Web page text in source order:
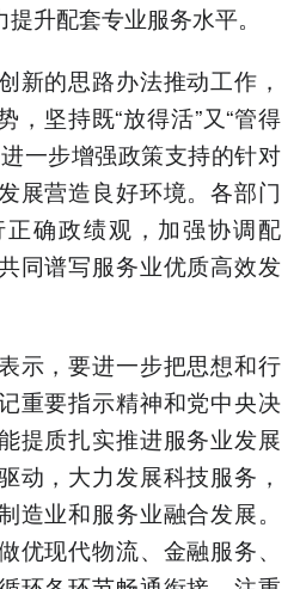
升配套专业服务水平。
新的思路办法推动工作，
，坚持既“放得活”又“管得
一步增强政策支持的针对
展营造良好环境。各部门
确政绩观，加强协调配
同谱写服务业优质高效发
示，要进一步把思想和行
重要指示精神和党中央决
提质扎实推进服务业发展
动，大力发展科技服务，
造业和服务业融合发展。
优现代物流、金融服务、